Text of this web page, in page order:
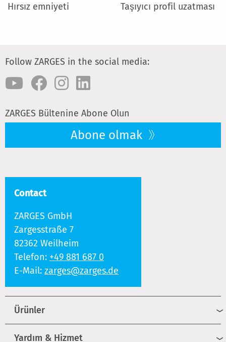
Hırsız emniyeti Taşıyıcı profil uzatması
Follow ZARGES in the social media:
ZARGES Bültenine Abone Olun
Abone olmak
Contact
ZARGES GmbH
Zargesstraße 7
82362 Weilheim
Telefon: +49 881 687 0
E-Mail: zarges@zarges.de
Ürünler
Yardım & Hizmet